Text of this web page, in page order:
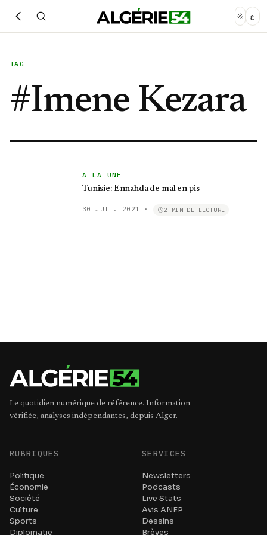
ع
TAG
#Imene Kezara
A LA UNE
Tunisie: Ennahda de mal en pis
30 JUIL. 2021 · 2 MIN DE LECTURE
Le quotidien numérique de référence. Information
vérifiée, analyses indépendantes, depuis Alger.
RUBRIQUES
Politique
Économie
Société
Culture
Sports
Diplomatie
SERVICES
Newsletters
Podcasts
Live Stats
Avis ANEP
Dessins
Brèves